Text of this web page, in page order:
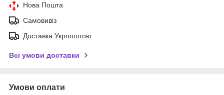
Нова Пошта
Самовивіз
Доставка Укрпоштою
Всі умови доставки
Умови оплати